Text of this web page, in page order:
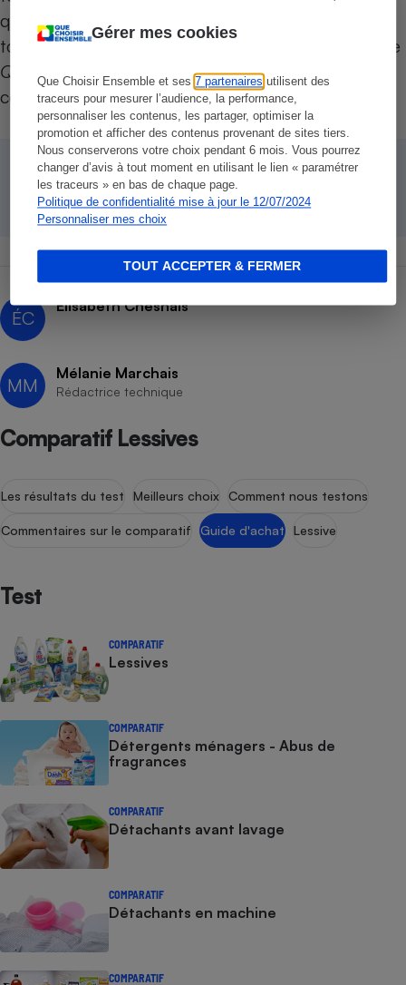
Gérer mes cookies
Que Choisir Ensemble et ses7 partenaires utilisent des
traceurs pour mesurer l’audience, la performance,
personnaliser les contenus, les partager, optimiser la
promotion et afficher des contenus provenant de sites tiers.
Nous conserverons votre choix pendant 6 mois. Vous pourrez
changer d’avis à tout moment en utilisant le lien « paramétrer
les traceurs » en bas de chaque page.
Politique de confidentialité mise à jour le 12/07/2024
Personnaliser mes choix
TOUT ACCEPTER & FERMER
quand on n’est pas allergique, sinon il faut se
tourner vers les résultats des tests de lessives de
Que Choisir pour savoir si les lessives en
contiennent à des concentrations inférieures.
→Test Que Choisir : Comparatif Lessives
ÉC
Élisabeth Chesnais
MM
Mélanie Marchais
Rédactrice technique
Comparatif Lessives
Les résultats du test Meilleurs choix Comment nous testons
Commentaires sur le comparatif Guide d'achat Lessive
Test
COMPARATIF
Lessives
COMPARATIF
Détergents ménagers - Abus de
fragrances
COMPARATIF
Détachants avant lavage
COMPARATIF
Détachants en machine
COMPARATIF